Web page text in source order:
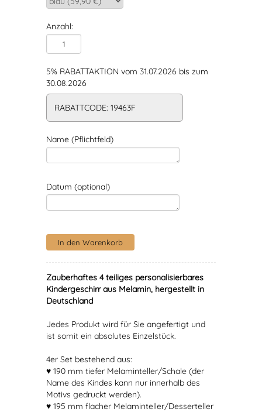
Anzahl:
5% RABATTAKTION vom 31.07.2026 bis zum
30.08.2026
RABATTCODE: 19463F
Name (Pflichtfeld)
Datum (optional)
Zauberhaftes 4 teiliges personalisierbares
Kindergeschirr aus Melamin, hergestellt in
Deutschland
Jedes Produkt wird für Sie angefertigt und
ist somit ein absolutes Einzelstück.
4er Set bestehend aus:
♥ 190 mm tiefer Melaminteller/Schale (der
Name des Kindes kann nur innerhalb des
Motivs gedruckt werden).
♥ 195 mm flacher Melaminteller/Desserteller